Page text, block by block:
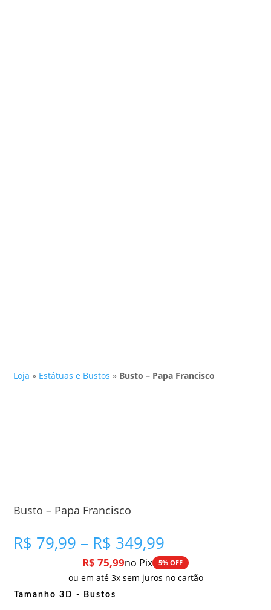
Loja » Estátuas e Bustos » Busto – Papa Francisco
Busto – Papa Francisco
R$ 79,99 – R$ 349,99
de
preço:
R$ 79,99
R$ 75,99no Pix 5% OFF
ou em até 3x sem juros no cartão
Tamanho 3D - Bustos